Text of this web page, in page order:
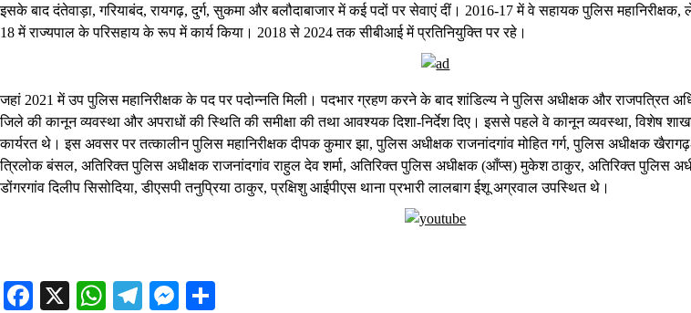
इसके बाद दंतेवाड़ा, गरियाबंद, रायगढ़, दुर्ग, सुकमा और बलौदाबाजार में कई पदों पर सेवाएं दीं। 2016-17 में वे सहायक पुलिस
18 में राज्यपाल के परिसहाय के रूप में कार्य किया। 2018 से 2024 तक सीबीआई में प्रतिनियुक्ति पर रहे।
जहां 2021 में उप पुलिस महानिरीक्षक के पद पर पदोन्नति मिली। पदभार ग्रहण करने के बाद शांडिल्य ने पुलिस अधीक्षक और राजपत्रित
जिले की कानून व्यवस्था और अपराधों की स्थिति की समीक्षा की तथा आवश्यक दिशा-निर्देश दिए। इससे पहले वे कानून व्यवस्था, विशेष
कार्यरत थे। इस अवसर पर तत्कालीन पुलिस महानिरीक्षक दीपक कुमार झा, पुलिस अधीक्षक राजनांदगांव मोहित गर्ग, पुलिस अधीक्षक
त्रिलोक बंसल, अतिरिक्त पुलिस अधीक्षक राजनांदगांव राहुल देव शर्मा, अतिरिक्त पुलिस अधीक्षक (आँप्स) मुकेश ठाकुर, अतिरिक्त पुलिस
डोंगरगांव दिलीप सिसोदिया, डीएसपी तनुप्रिया ठाकुर, प्रक्षिशु आईपीएस थाना प्रभारी लालबाग ईशू अग्रवाल उपस्थित थे।
Facebook
X WhatsApp
Telegram
Messenger